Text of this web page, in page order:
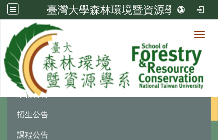
臺灣大學森林環境暨資源學系
最新消息
系務公告
招生公告
課程公告